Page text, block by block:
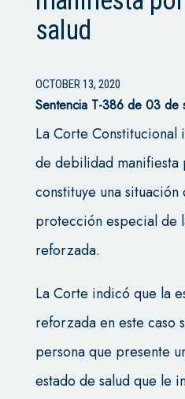
salud
OCTOBER 13, 2020
Sentencia T-386 de 03
La Corte Constitucional
de debilidad manifiesta
constituye una
protección especial de
reforzada.
La Corte indicó que la
reforzada en este caso
persona que presente
estado de salud que le